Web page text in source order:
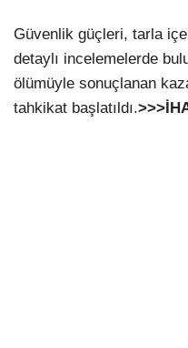
Güvenlik güçleri, tarla
detaylı incelemelerde
ölümüyle sonuçlanan
tahkikat başlatıldı.